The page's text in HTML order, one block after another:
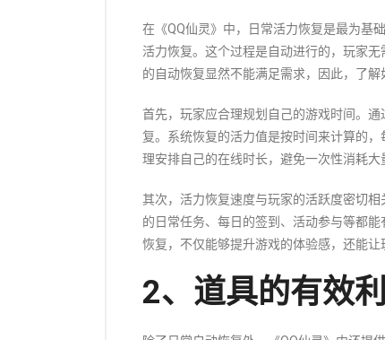
在《QQ仙灵》中，日常活力恢复是最为基
活力恢复。这个过程是自动进行的，玩家
的自动恢复显然不能满足需求，因此，了解
首先，玩家应合理规划自己的游戏时间。
复。系统恢复的活力值是按时间来计算的
理安排自己的在线时长，避免一次性消耗大
其次，活力恢复速度与玩家的活跃度密切
的日常任务、每日的签到、活动参与等都
恢复，不仅能够提升游戏的体验感，还能让
2、道具的有效